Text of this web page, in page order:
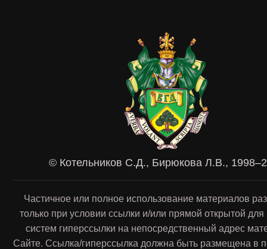
© Котельников С.Д., Бирюкова Л.В.,
Частичное или полное использование материалов
только при условии ссылки и/или прямой открытой
систем гиперссылки на непосредственный адрес
Сайте. Ссылка/гиперссылка должна быть размещена в